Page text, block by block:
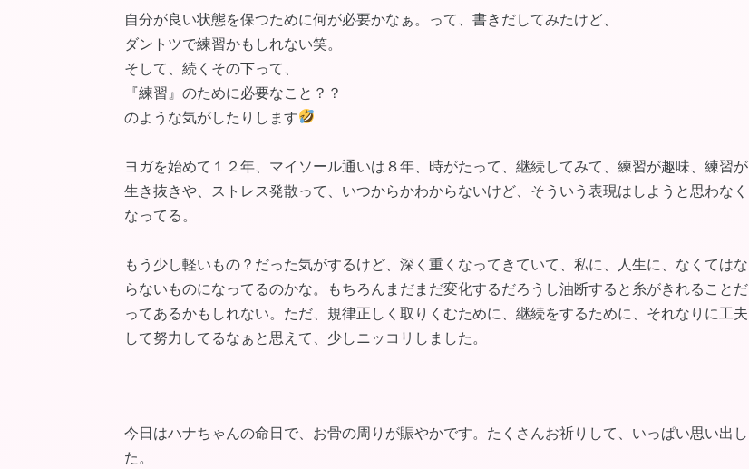
自分が良い状態を保つために何が必要かなぁ。って、書きだしてみたけど、
ダントツで練習かもしれない笑。
そして、続くその下って、
『練習』のために必要なこと？？
のような気がしたりします
ヨガを始めて１２年、マイソール通いは８年、時がたって、継続してみて、練習が趣味、練習が
生き抜きや、ストレス発散って、いつからかわからないけど、そういう表現はしようと思わなく
なってる。
もう少し軽いもの？だった気がするけど、深く重くなってきていて、私に、人生に、なくてはな
らないものになってるのかな。もちろんまだまだ変化するだろうし油断すると糸がきれることだ
ってあるかもしれない。ただ、規律正しく取りくむために、継続をするために、それなりに工夫
して努力してるなぁと思えて、少しニッコリしました。
今日はハナちゃんの命日で、お骨の周りが賑やかです。たくさんお祈りして、いっぱい思い出し
た。